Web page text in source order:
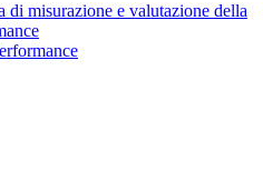
di misurazione e valutazione della